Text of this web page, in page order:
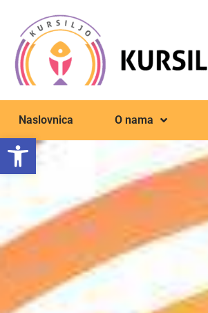
Open toolbar
Naslovnica O nama